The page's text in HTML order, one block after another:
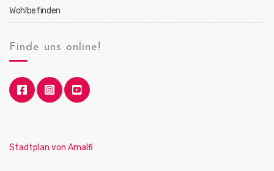
Wohlbefinden
Finde uns online!
Stadtplan von Amalfi